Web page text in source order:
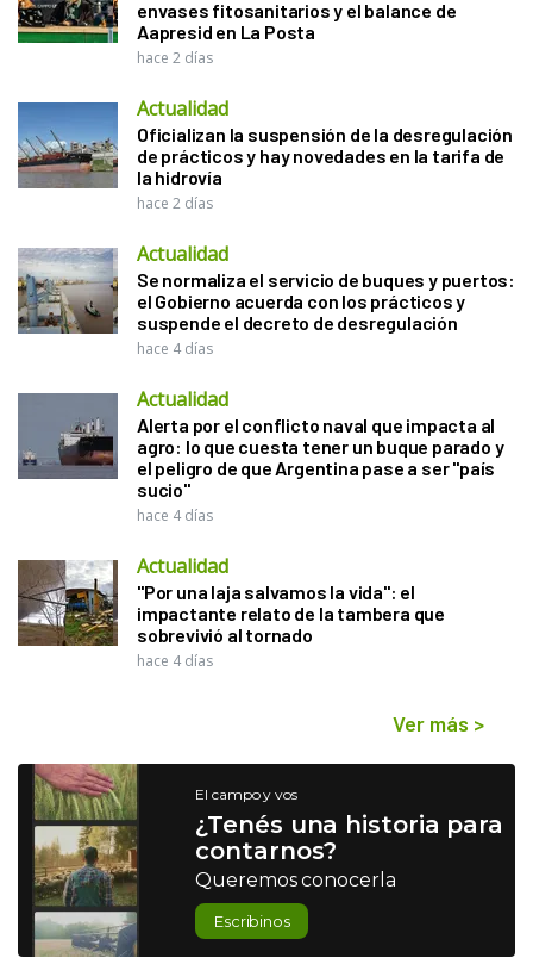
envases fitosanitarios y el balance de
Aapresid en La Posta
hace 2 días
Actualidad
Oficializan la suspensión de la desregulación
de prácticos y hay novedades en la tarifa de
la hidrovía
hace 2 días
Actualidad
Se normaliza el servicio de buques y puertos:
el Gobierno acuerda con los prácticos y
suspende el decreto de desregulación
hace 4 días
Actualidad
Alerta por el conflicto naval que impacta al
agro: lo que cuesta tener un buque parado y
el peligro de que Argentina pase a ser "país
sucio"
hace 4 días
Actualidad
"Por una laja salvamos la vida": el
impactante relato de la tambera que
sobrevivió al tornado
hace 4 días
Ver más >
El campo y vos
¿Tenés una historia para
contarnos?
Queremos conocerla
Escribinos